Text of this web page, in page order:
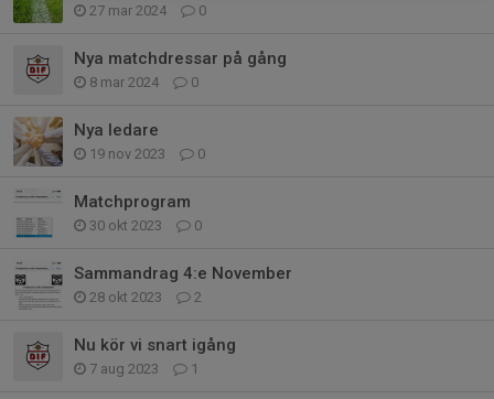
27 mar 2024 0
Nya matchdressar på gång
8 mar 2024 0
Nya ledare
19 nov 2023 0
Matchprogram
30 okt 2023 0
Sammandrag 4:e November
28 okt 2023 2
Nu kör vi snart igång
7 aug 2023 1